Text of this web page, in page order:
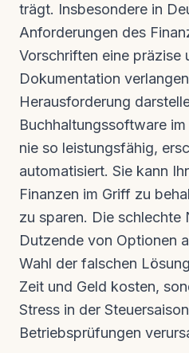
trägt. Insbesondere in
Anforderungen des
Vorschriften eine präzise
Dokumentation
Herausforderung
Buchhaltungssoftware
nie so leistungsfähig,
automatisiert. Sie kann
Finanzen im Griff zu
zu sparen. Die schlechte
Dutzende von Optionen
Wahl der falschen
Zeit und Geld kosten,
Stress in der
Betriebsprüfungen